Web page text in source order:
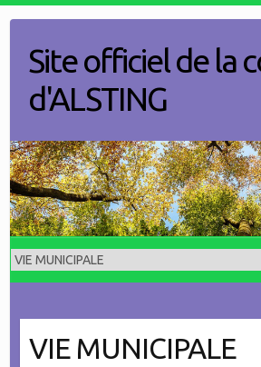
contentSite officiel de la
d'ALSTING
VIE MUNICIPALE